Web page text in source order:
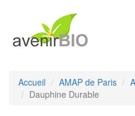
Accueil AMAP de Paris
Dauphine Durable